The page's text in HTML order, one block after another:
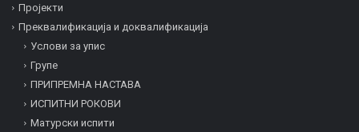
Пројекти
Преквалификација и дoквалификација
Услови за упис
Групе
ПРИПРЕМНА НАСТАВА
ИСПИТНИ РОКОВИ
Матурски испити